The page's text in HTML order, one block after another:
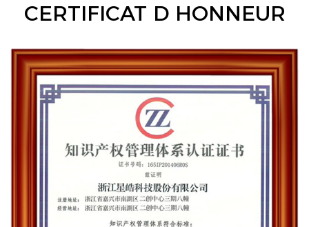
CERTIFICAT D HONNEUR